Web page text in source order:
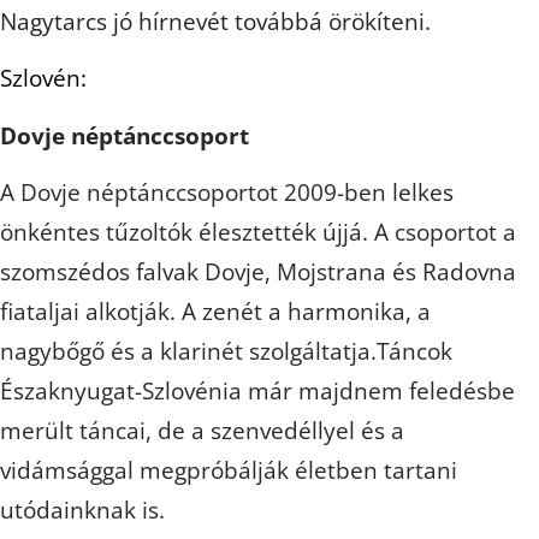
Nagytarcs jó hírnevét továbbá örökíteni.
Szlovén:
Dovje néptánccsoport
A Dovje néptánccsoportot 2009-ben lelkes
önkéntes tűzoltók élesztették újjá. A csoportot a
szomszédos falvak Dovje, Mojstrana és Radovna
fiataljai alkotják. A zenét a harmonika, a
nagybőgő és a klarinét szolgáltatja.Táncok
Északnyugat-Szlovénia már majdnem feledésbe
merült táncai, de a szenvedéllyel és a
vidámsággal megpróbálják életben tartani
utódainknak is.